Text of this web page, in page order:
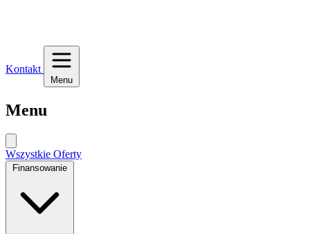
Kontakt
Menu
Menu
Wszystkie Oferty
Finansowanie